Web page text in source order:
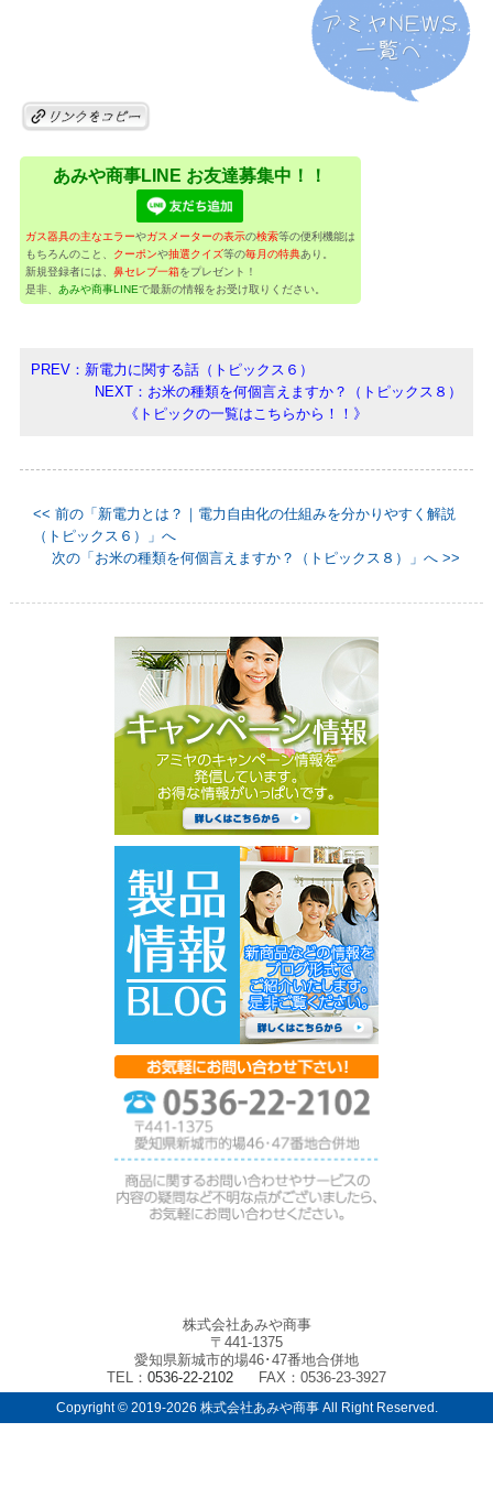
あみや商事LINE お友達募集中！！
ガス器具の主なエラーやガスメーターの表示の検索等の便利機能は
もちろんのこと、
クーポンや抽選クイズ等の毎月の特典あり。
新規登録者には、 鼻セレブ一箱をプレゼント！
是非、 あみや商事LINEで最新の情報をお受け取りください。
PREV：新電力に関する話（トピックス６）
NEXT：お米の種類を何個言えますか？（トピックス８）
《トピックの一覧はこちらから！！》
<< 前の「新電力とは？｜電力自由化の仕組みを分かりやすく解説
（トピックス６）」へ
次の「お米の種類を何個言えますか？（トピックス８）」へ >>
株式会社あみや商事
〒441-1375
愛知県新城市的場46･47番地合併地
TEL： 0536-22-2102 FAX：0536-23-3927
Copyright © 2019-2026 株式会社あみや商事 All Right Reserved.